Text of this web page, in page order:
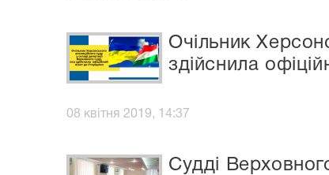
Очільник
здійснила
08 квітня 2019, 14:37
Судді